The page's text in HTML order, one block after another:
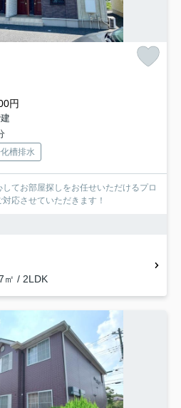
円
槽排水
てお部屋探しをお任せいただけるプロ
応させていただきます！
㎡ / 2LDK